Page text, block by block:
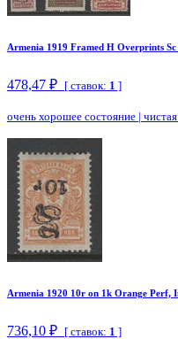
Armenia 1919 Framed H Overprints
478,47 ₽ [ ставок: 1 ]
очень хорошее состояние |
Armenia 1920 10r on 1k Orange Perf,
736,10 ₽ [ ставок: 1 ]